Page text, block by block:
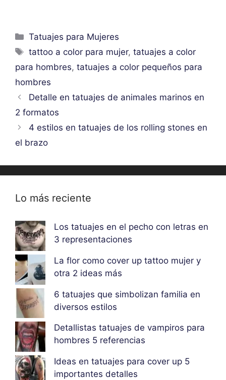
Categorías
Tatuajes para Mujeres
Etiquetas
tattoo a color para mujer,tatuajes a color
para hombres, tatuajes a color pequeños para
hombres
Detalle en tatuajes de animales marinos en
2 formatos
4 estilos en tatuajes de los rolling stones en
el brazo
Lo más reciente
Los tatuajes en el pecho con letras en
3 representaciones
La flor como cover up tattoo mujer y
otra 2 ideas más
6 tatuajes que simbolizan familia en
diversos estilos
Detallistas tatuajes de vampiros para
hombres 5 referencias
Ideas en tatuajes para cover up 5
importantes detalles